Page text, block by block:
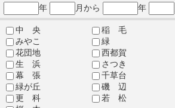
年
月から 年
中 央
稲 毛
みやこ
緑
花団地
西都賀
生 浜
さつき
幕 張
千草台
緑が丘
磯 辺
更 科
若 松